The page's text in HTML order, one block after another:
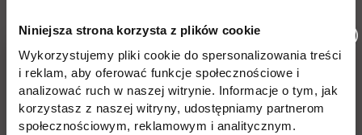
Niniejsza strona korzysta z plików cookie
Wykorzystujemy pliki cookie do spersonalizowania treści
i reklam, aby oferować funkcje społecznościowe i
analizować ruch w naszej witrynie. Informacje o tym, jak
korzystasz z naszej witryny, udostępniamy partnerom
społecznościowym, reklamowym i analitycznym.
Licencjackie
Inżynierskie
Magisterskie
Wirtualna uczelnia
Dziekanat
Biblioteka